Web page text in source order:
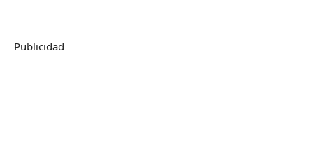
Publicidad